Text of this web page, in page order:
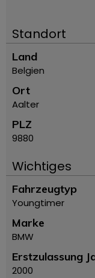
Standort
Land
Belgien
Ort
Aalter
PLZ
9880
Wichtiges
Fahrzeugtyp
Youngtimer
Marke
BMW
Erstzulassung
2000